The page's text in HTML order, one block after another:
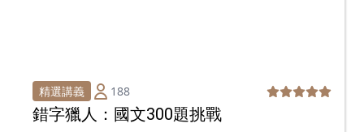
精選講義 188
錯字獵人：國文300題挑戰